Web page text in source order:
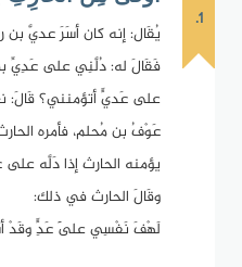
1.
يُقَال: إنه كان أسَرَ عديَّ
فَقَالَ له: دُلَّنِي على عَدِيِّ بن
على عَديٍّ أتؤمنني؟ قَالَ:
عَوْفُ بن مُحلم، فأمره
يؤمنه الحارث إذا دَلَّه
وقَالَ الحارث في ذلك:
لَهْفَ نَفْسِي عَلَى عَدٍِّ وقَدْ